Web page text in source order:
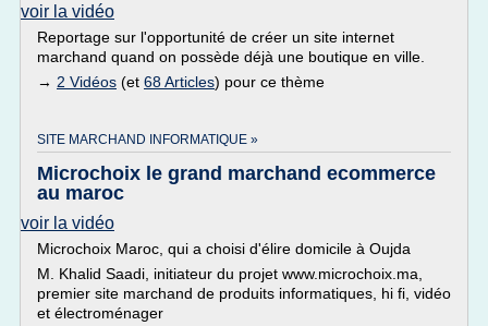
voir la vidéo
Reportage sur l'opportunité de créer un site internet
marchand quand on possède déjà une boutique en ville.
→ 2 Vidéos (et 68 Articles) pour ce thème
SITE MARCHAND INFORMATIQUE »
Microchoix le grand marchand ecommerce
au maroc
voir la vidéo
Microchoix Maroc, qui a choisi d'élire domicile à Oujda
M. Khalid Saadi, initiateur du projet www.microchoix.ma,
premier site marchand de produits informatiques, hi fi, vidéo
et électroménager